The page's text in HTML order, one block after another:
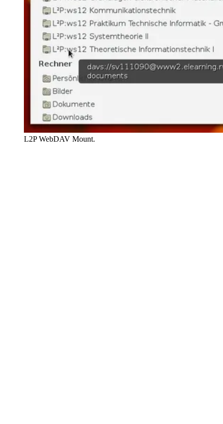
L2P WebDAV Mount.